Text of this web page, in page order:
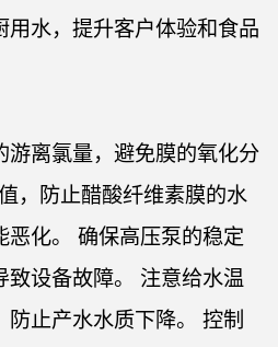
用水，提升客户体验和食品
游离氯量，避免膜的氧化分
，防止醋酸纤维素膜的水
恶化。 确保高压泵的稳定
致设备故障。 注意给水温
止产水水质下降。 控制